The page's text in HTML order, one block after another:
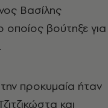
Βασίλης
βούτηξε για
προκυμαία ήταν
και